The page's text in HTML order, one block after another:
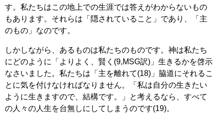
す。私たちはこの地上での生涯では答えがわからないもの
もあります。それらは「隠されていること」であり、「主
のもの」なのです。
しかしながら、あるものは私たちのものです。神は私たち
にどのように「よりよく、賢く(9,MSG訳)」生きるかを啓示
なさいました。私たちは「主を離れて(18)」脇道にそれるこ
とに気を付けなければなりません。「私は自分の生きたい
ように生きますので、結構です。」と考えるなら、すべて
の人々の人生を台無しにしてしまうのです(19)。